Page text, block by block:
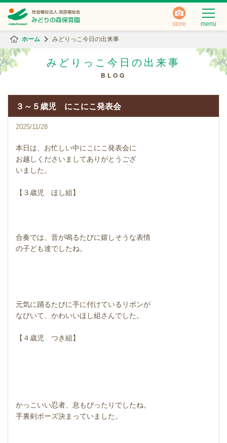
menu
store
ホーム みどりっこ今日の出来事
みどりっこ今日の出来事
BLOG
３～５歳児 にこにこ発表会
2025/11/28
本日は、お忙しい中にこにこ発表会に
お越しくださいましてありがとうござ
いました。
【３歳児 ほし組】
合奏では、音が鳴るたびに嬉しそうな表情
の子ども達でしたね。
元気に踊るたびに手に付けているリボンが
なびいて、かわいいほし組さんでした。
【４歳児 つき組】
かっこいい忍者、息もぴったりでしたね。
手裏剣ポーズ決まっていました。